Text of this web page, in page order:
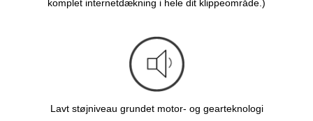
komplet internetdækning i hele dit klippeområde.)
Lavt støjniveau grundet motor- og gearteknologi